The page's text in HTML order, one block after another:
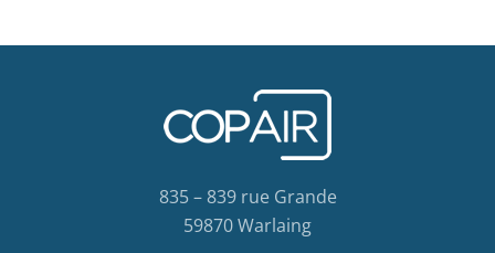
835 – 839 rue Grande
59870 Warlaing